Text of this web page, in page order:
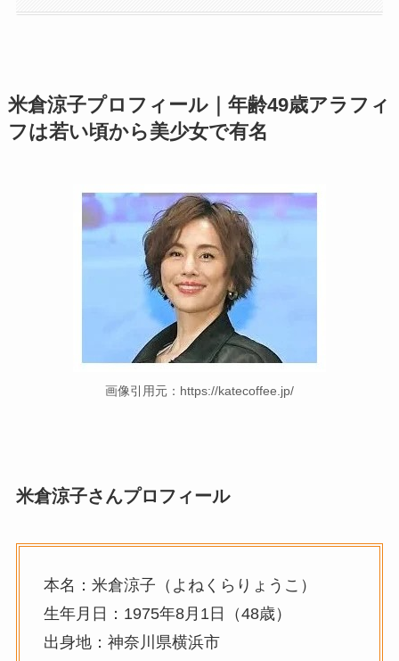
米倉涼子プロフィール｜年齢49歳アラフィ
フは若い頃から美少女で有名
画像引用元：https://katecoffee.jp/
米倉涼子さんプロフィール
本名：米倉涼子（よねくらりょうこ）
生年月日：1975年8月1日（48歳）
出身地：神奈川県横浜市